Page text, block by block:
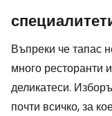
Въпреки че тапас
много ресторанти
деликатеси.
почти всичко, за